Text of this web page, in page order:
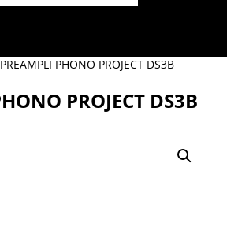
PREAMPLI PHONO PROJECT DS3B
PROJECT DS3B